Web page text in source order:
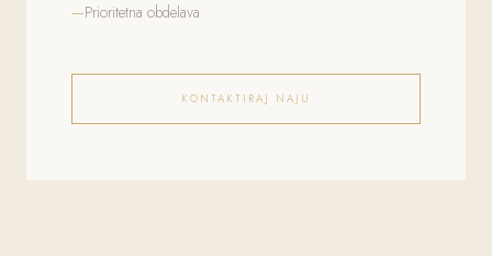
Prioritetna obdelava
KONTAKTIRAJ NAJU